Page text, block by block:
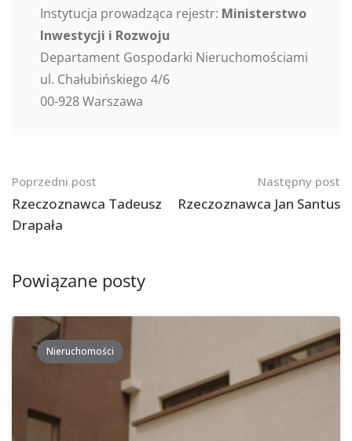
Instytucja prowadząca rejestr: Ministerstwo
Inwestycji i Rozwoju
Departament Gospodarki Nieruchomościami
ul. Chałubińskiego 4/6
00-928 Warszawa
Nawigacja
po
postach
Poprzedni post
Rzeczoznawca Tadeusz
Drapała
Następny post
Rzeczoznawca Jan Santus
Powiązane posty
Nieruchomości